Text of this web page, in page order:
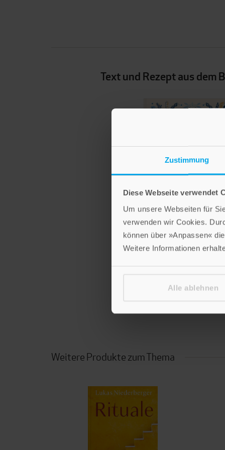
Zustimmung
Diese Webseite verwendet
Um unsere Webseiten für
verwenden wir Cookies.
können über »Anpassen«
Weitere Informationen
Alle ablehnen
Text und Rezept aus dem
Christa Spilling-Nöker
Himmlische Zeiten
Hardcover
Weitere Produkte zum Thema